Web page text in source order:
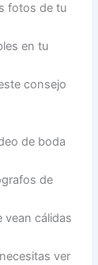
fotos de tu
en tu
consejo
de boda
de
vean cálidas
ver